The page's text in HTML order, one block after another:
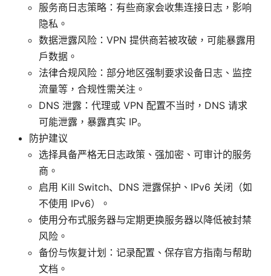
服务商日志策略：有些商家会收集连接日志，影响
隐私。
数据泄露风险：VPN 提供商若被攻破，可能暴露用
户数据。
法律合规风险：部分地区强制要求设备日志、监控
流量等，合规性需关注。
DNS 泄露：代理或 VPN 配置不当时，DNS 请求
可能泄露，暴露真实 IP。
防护建议
选择具备严格无日志政策、强加密、可审计的服务
商。
启用 Kill Switch、DNS 泄露保护、IPv6 关闭（如
不使用 IPv6）。
使用分布式服务器与定期更换服务器以降低被封禁
风险。
备份与恢复计划：记录配置、保存官方指南与帮助
文档。